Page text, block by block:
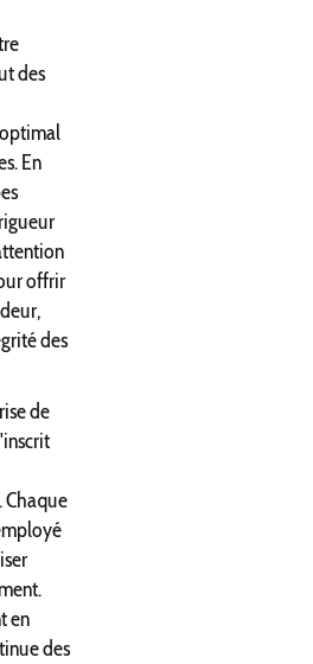
des
En
offrir
des
de
. Chaque
en
des